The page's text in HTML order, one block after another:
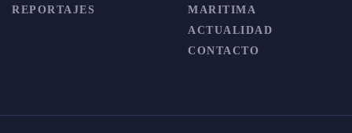
REPORTAJES
MARITIMA
ACTUALIDAD
CONTACTO